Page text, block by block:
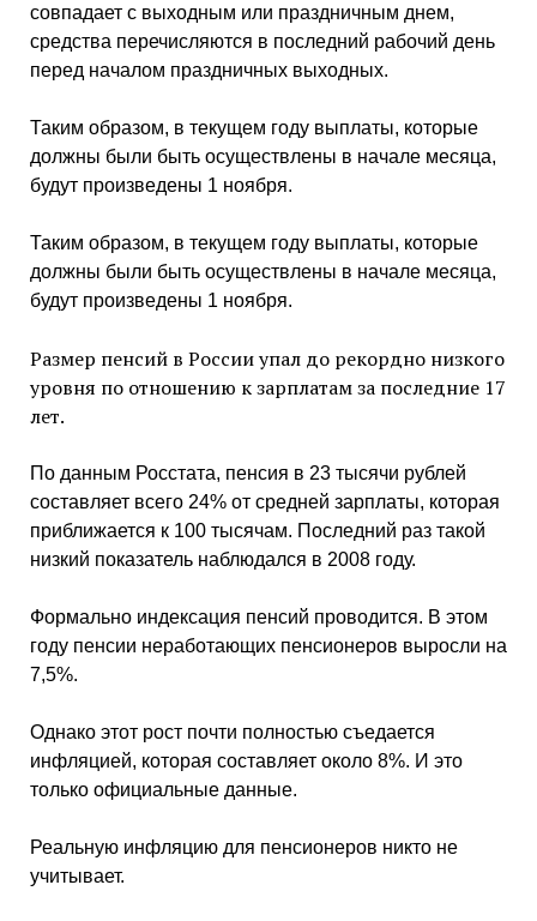
совпадает с выходным или праздничным днем,
средства перечисляются в последний рабочий день
перед началом праздничных выходных.
Таким образом, в текущем году выплаты, которые
должны были быть осуществлены в начале месяца,
будут произведены 1 ноября.
Таким образом, в текущем году выплаты, которые
должны были быть осуществлены в начале месяца,
будут произведены 1 ноября.
Размер пенсий в России упал до рекордно низкого
уровня по отношению к зарплатам за последние 17
лет.
По данным Росстата, пенсия в 23 тысячи рублей
составляет всего 24% от средней зарплаты, которая
приближается к 100 тысячам. Последний раз такой
низкий показатель наблюдался в 2008 году.
Формально индексация пенсий проводится. В этом
году пенсии неработающих пенсионеров выросли на
7,5%.
Однако этот рост почти полностью съедается
инфляцией, которая составляет около 8%. И это
только официальные данные.
Реальную инфляцию для пенсионеров никто не
учитывает.